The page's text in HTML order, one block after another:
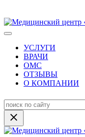
УСЛУГИ
ВРАЧИ
ОМС
ОТЗЫВЫ
О КОМПАНИИ